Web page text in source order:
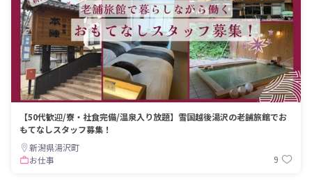
【50代歓迎/寮・社食完備/温泉入り放題】雪国越後湯沢の老舗旅館でお
もてなしスタッフ募集！
新潟県湯沢町
お仕事
9